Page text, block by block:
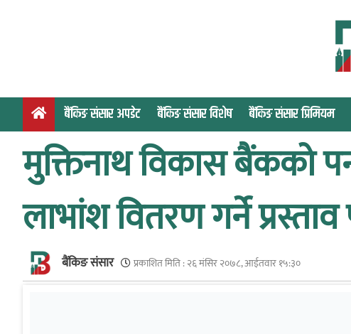
o
बैंकिङ संसार अपडेट बैंकिङ संसार विशेष बैंकिङ संसार प्रिमियम
मुक्तिनाथ विकास बैंकको
लाभांश वितरण गर्ने प्रस्ताव
बैंकिङ संसार प्रकाशित मिति :२६ मंसिर २०७८, आईतवार १५:३०